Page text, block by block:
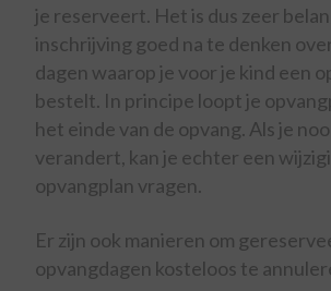
je reserveert. Het is dus zeer
inschrijving goed na te denken
dagen waarop je voor je kind een
bestelt. In principe loopt je
het einde van de opvang. Als je
verandert, kan je echter een
opvangplan vragen.
Er zijn ook manieren om
opvangdagen kosteloos te